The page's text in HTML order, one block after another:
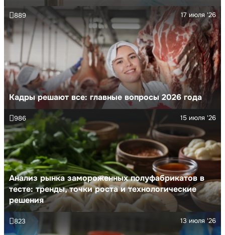
Кадры решают все: главные вопросы 2026 года
17 июля '26
889
Анализ рынка замороженных полуфабрикатов в
тесте: тренды, точки роста и технологические
решения
15 июля '26
986
13 июля '26
823